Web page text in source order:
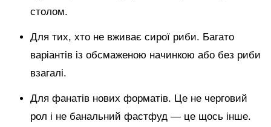
столом.
Для тих, хто не вживає сирої риби. Багато
варіантів із обсмаженою начинкою або без риби
взагалі.
Для фанатів нових форматів. Це не черговий
рол і не банальний фастфуд — це щось інше.